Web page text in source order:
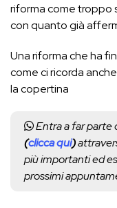
riforma come troppo
con quanto già
Una riforma che ha
come ci ricorda
la copertina
Entra a far parte
(clicca qui)
più importanti ed
prossimi